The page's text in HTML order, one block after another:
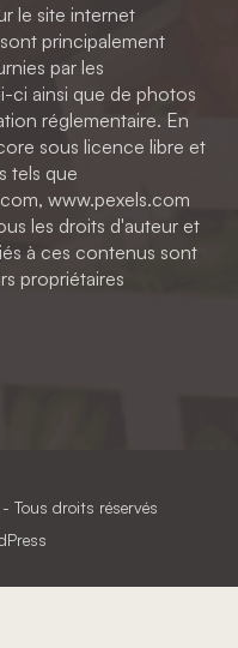
le site internet
principalement
par les
ci ainsi que de photos
réglementaire. En
sous licence libre et
tels que
www.pexels.com
les droits d'auteur et
à ces contenus sont
propriétaires
Tous droits réservés